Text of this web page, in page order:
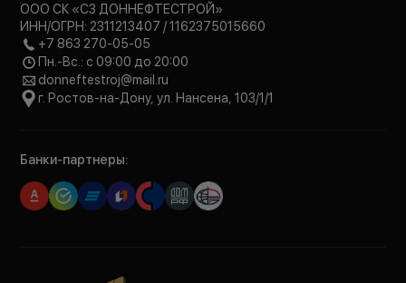
ООО СК «СЗ ДОННЕФТЕСТРОЙ»
ИНН/ОГРН: 2311213407 / 1162375015660
+7 863 270-05-05
Пн.-Вс.: с 09:00 до 20:00
donneftestroj@mail.ru
г. Ростов-на-Дону, ул. Нансена, 103/1/1
Банки-партнеры: